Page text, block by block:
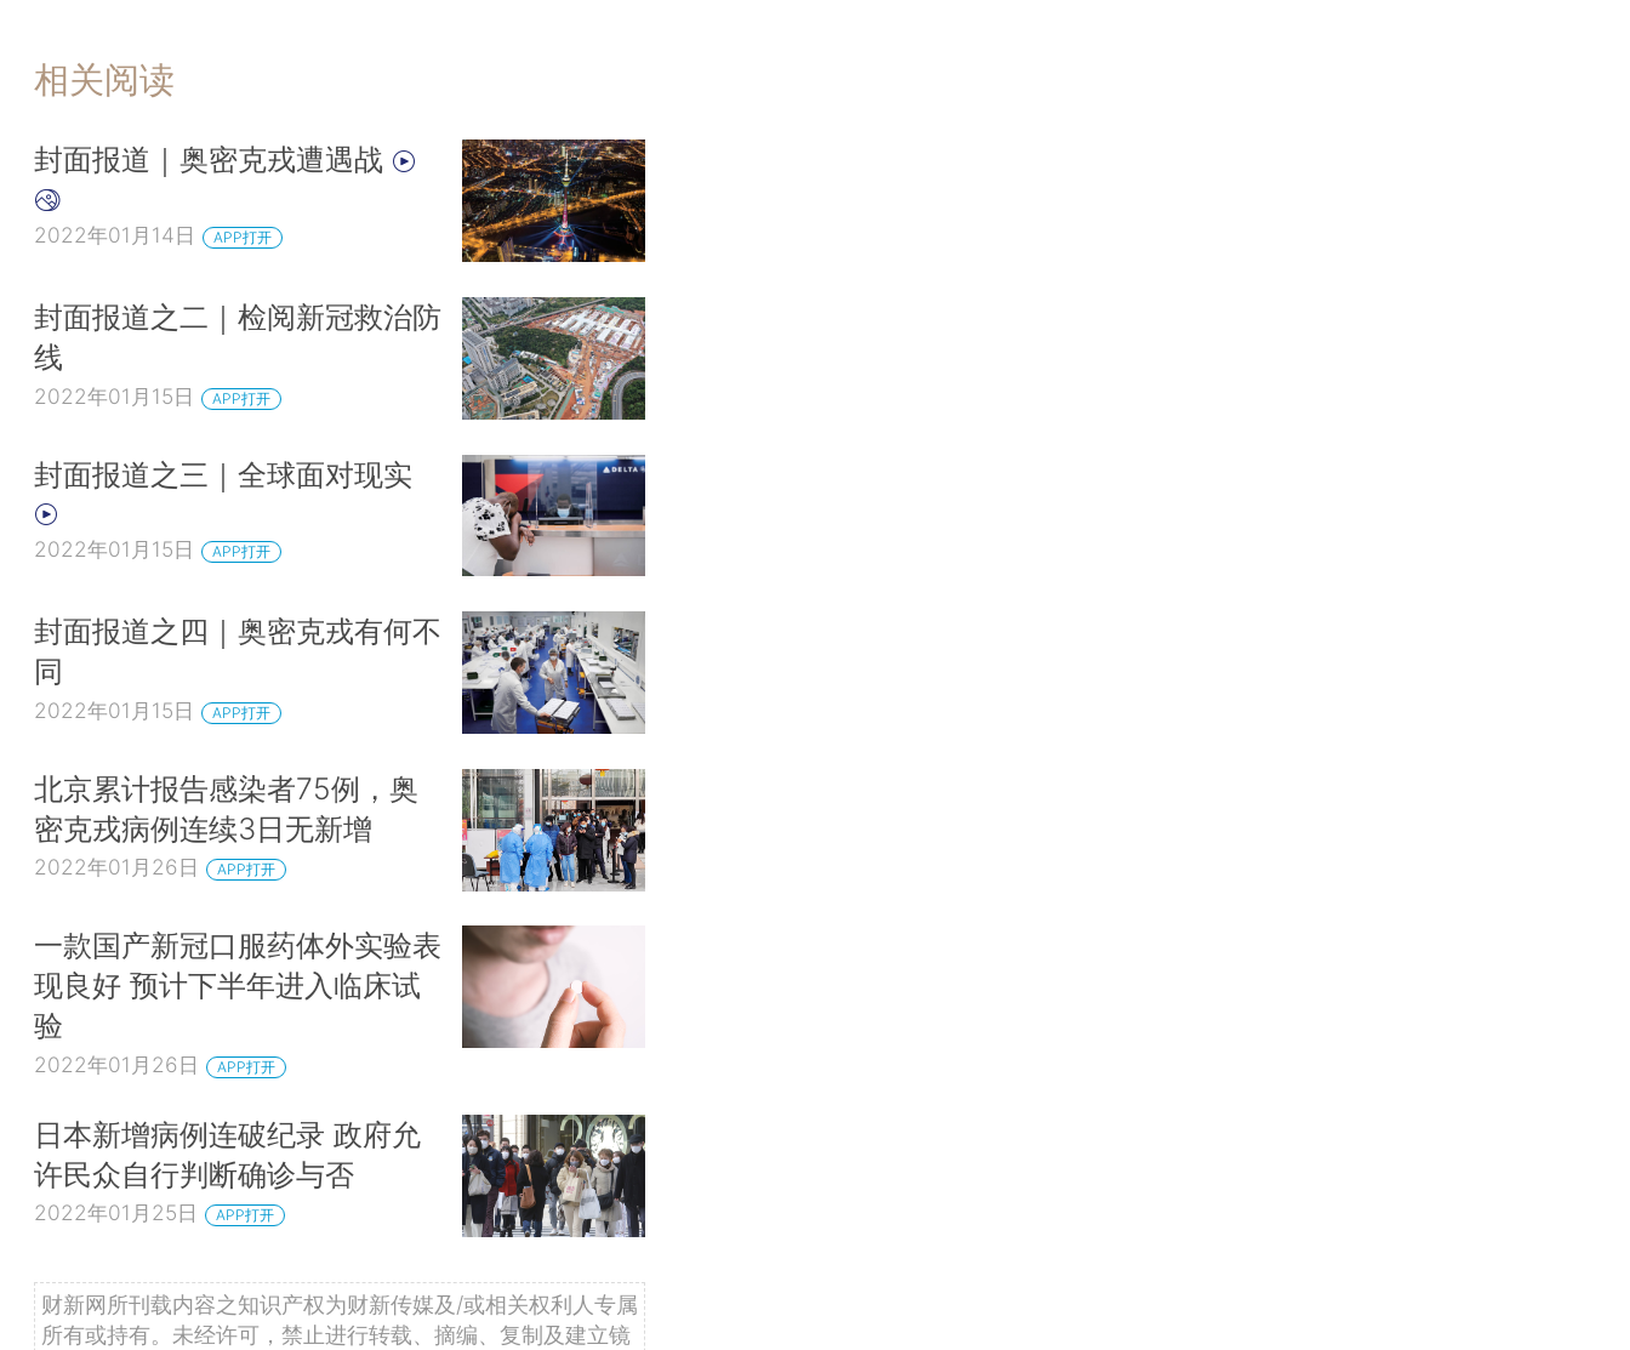
相关阅读
封面报道｜奥密克戎遭遇战
2022年01月14日 APP打开
封面报道之二｜检阅新冠救治防
线
2022年01月15日 APP打开
封面报道之三｜全球面对现实
2022年01月15日 APP打开
封面报道之四｜奥密克戎有何不
同
2022年01月15日 APP打开
北京累计报告感染者75例，奥
密克戎病例连续3日无新增
2022年01月26日 APP打开
一款国产新冠口服药体外实验表
现良好 预计下半年进入临床试
验
2022年01月26日 APP打开
日本新增病例连破纪录 政府允
许民众自行判断确诊与否
2022年01月25日 APP打开
财新网所刊载内容之知识产权为财新传媒及/或相关权利人专属
所有或持有。未经许可，禁止进行转载、摘编、复制及建立镜